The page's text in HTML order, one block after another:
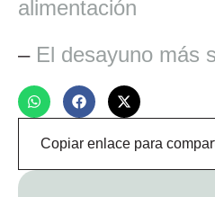
alimentación
– El desayuno más
Copiar enlace para